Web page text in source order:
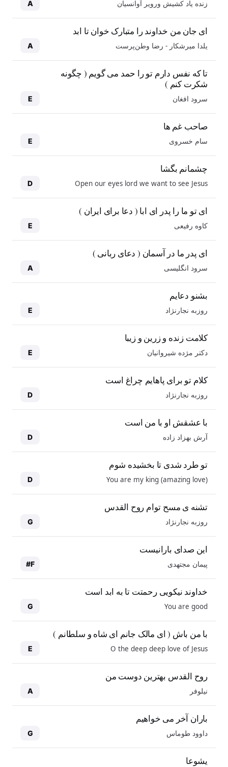
زنده یاد کشیش ورویر آوانسیان A
ای جان من خداوند را متبارک خوان تا ابد
یلدا میرشکار - رضا وطن‌پرست A
تا که نفس دارم تو را حمد می گویم ( چگونه
شکرت کنم )
سرود افغان E
صاحب غم ها
سام خسروی E
چشمانم بگشا
Open our eyes lord we want to see Jesus
D
ای تو ما را پدر ای ابا ( دعا برای ایران )
کاوه رفیعی E
ای پدر ما در آسمان ( دعای ربانی )
سرود انگلیسی A
بشنو دعایم
روزبه نجارنژاد E
کلامت زنده و زرین و زیبا
دکتر مژده شیروانیان E
کلام تو برای پاهایم چراغ است
روزبه نجارنژاد D
با عشقش او با من است
آرش بهزاد زاده D
تو طرد شدی تا بخشیده شوم
You are my king (amazing love)
D
تشنه ی مسح توام روح القدس
روزبه نجارنژاد G
این صدای بارانیست
پیمان مجتهدی F#
خداوند نیکویی رحمتت تا به ابد است
You are good
G
با من باش ( ای مالک جانم ای شاه و سلطانم )
O the deep deep love of Jesus
E
روح القدس بهترین دوست من
نیلوفر A
باران آخر می خواهیم
داوود طوماس G
یشوعا